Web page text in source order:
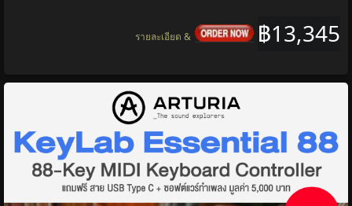
฿13,345
รายละเอียด &